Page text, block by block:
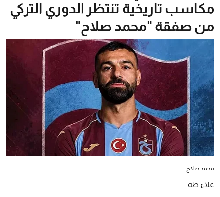
مكاسب تاريخية تنتظر الدوري التركي
من صفقة "محمد صلاح"
محمد صلاح
علاء طه